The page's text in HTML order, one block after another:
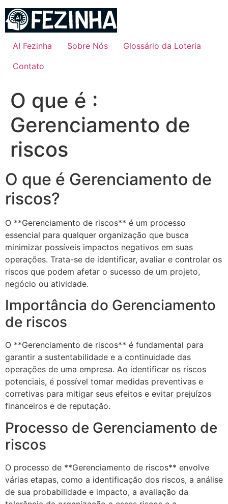
para
conteúdo
AI Fezinha Sobre Nós
Glossário da Loteria
Contato
O que é :
Gerenciamento de
riscos
O que é Gerenciamento de
riscos?
O **Gerenciamento de riscos** é um processo
essencial para qualquer organização que busca
minimizar possíveis impactos negativos em suas
operações. Trata-se de identificar, avaliar e controlar os
riscos que podem afetar o sucesso de um projeto,
negócio ou atividade.
Importância do Gerenciamento
de riscos
O **Gerenciamento de riscos** é fundamental para
garantir a sustentabilidade e a continuidade das
operações de uma empresa. Ao identificar os riscos
potenciais, é possível tomar medidas preventivas e
corretivas para mitigar seus efeitos e evitar prejuízos
financeiros e de reputação.
Processo de Gerenciamento de
riscos
O processo de **Gerenciamento de riscos** envolve
várias etapas, como a identificação dos riscos, a análise
de sua probabilidade e impacto, a avaliação da